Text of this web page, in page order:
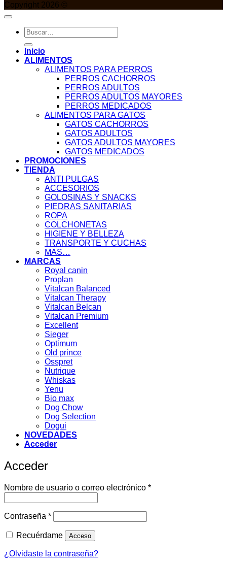
Copyright 2026 ©
Buscar
por:
Inicio
ALIMENTOS
ALIMENTOS PARA PERROS
PERROS CACHORROS
PERROS ADULTOS
PERROS ADULTOS MAYORES
PERROS MEDICADOS
ALIMENTOS PARA GATOS
GATOS CACHORROS
GATOS ADULTOS
GATOS ADULTOS MAYORES
GATOS MEDICADOS
PROMOCIONES
TIENDA
ANTI PULGAS
ACCESORIOS
GOLOSINAS Y SNACKS
PIEDRAS SANITARIAS
ROPA
COLCHONETAS
HIGIENE Y BELLEZA
TRANSPORTE Y CUCHAS
MAS…
MARCAS
Royal canin
Proplan
Vitalcan Balanced
Vitalcan Therapy
Vitalcan Belcan
Vitalcan Premium
Excellent
Sieger
Optimum
Old prince
Osspret
Nutrique
Whiskas
Yenu
Bio max
Dog Chow
Dog Selection
Dogui
NOVEDADES
Acceder
Acceder
Nombre de usuario o correo electrónico *Obligatorio
Contraseña *Obligatorio
Recuérdame Acceso
¿Olvidaste la contraseña?